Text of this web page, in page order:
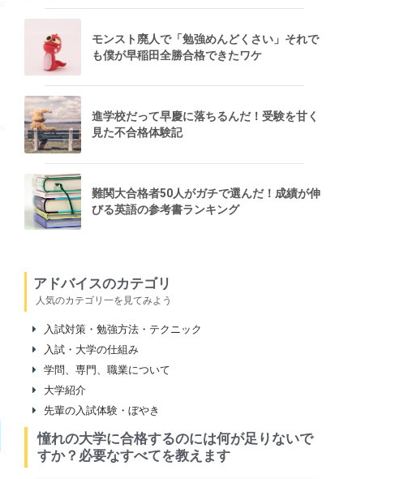
モンスト廃人で「勉強めんどくさい」それで
も僕が早稲田全勝合格できたワケ
進学校だって早慶に落ちるんだ！受験を甘く
見た不合格体験記
難関大合格者50人がガチで選んだ！成績が伸
びる英語の参考書ランキング
アドバイスのカテゴリ
人気のカテゴリ一を見てみよう
入試対策・勉強方法・テクニック
入試・大学の仕組み
学問、専門、職業について
大学紹介
先輩の入試体験・ぼやき
憧れの大学に合格するのには何が足りないで
すか？必要なすべてを教えます